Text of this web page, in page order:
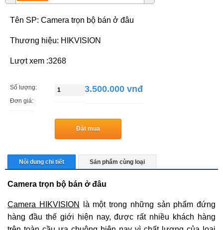
Tên SP: Camera trọn bộ bán ở đâu
Thương hiệu: HIKVISION
Lượt xem :3268
Số lượng:
Đơn giá:
3.500.000 vnđ
Đặt mua
Nội dung chi tiết Sản phẩm cùng loại
Camera trọn bộ bán ở đâu
Camera HIKVISION
là một trong những sản phẩm đứng
hàng đầu thế giới hiện nay, được rất nhiều khách hàng